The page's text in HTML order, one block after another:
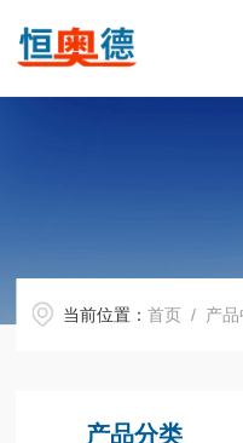
当前位置：首页 / 产
产品分类